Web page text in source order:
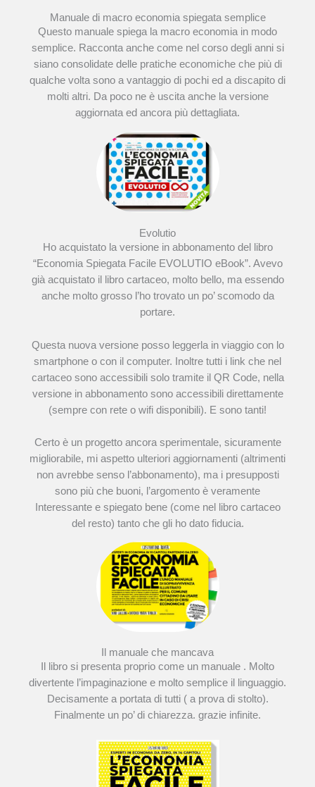
Manuale di macro economia spiegata semplice
Questo manuale spiega la macro economia in modo
semplice. Racconta anche come nel corso degli anni si
siano consolidate delle pratiche economiche che più di
qualche volta sono a vantaggio di pochi ed a discapito di
molti altri. Da poco ne è uscita anche la versione
aggiornata ed ancora più dettagliata.
Evolutio
Ho acquistato la versione in abbonamento del libro
“Economia Spiegata Facile EVOLUTIO eBook”. Avevo
già acquistato il libro cartaceo, molto bello, ma essendo
anche molto grosso l’ho trovato un po’ scomodo da
portare.
Questa nuova versione posso leggerla in viaggio con lo
smartphone o con il computer. Inoltre tutti i link che nel
cartaceo sono accessibili solo tramite il QR Code, nella
versione in abbonamento sono accessibili direttamente
(sempre con rete o wifi disponibili). E sono tanti!
Certo è un progetto ancora sperimentale, sicuramente
migliorabile, mi aspetto ulteriori aggiornamenti (altrimenti
non avrebbe senso l’abbonamento), ma i presupposti
sono più che buoni, l’argomento è veramente
Interessante e spiegato bene (come nel libro cartaceo
del resto) tanto che gli ho dato fiducia.
Il manuale che mancava
Il libro si presenta proprio come un manuale . Molto
divertente l’impaginazione e molto semplice il linguaggio.
Decisamente a portata di tutti ( a prova di stolto).
Finalmente un po’ di chiarezza. grazie infinite.